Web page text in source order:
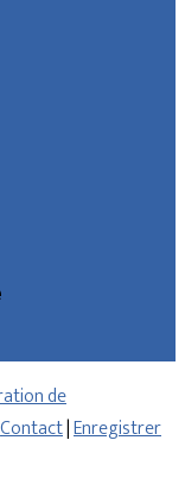
de
Contact|Enregistrer